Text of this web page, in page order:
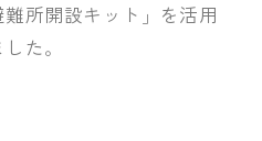
所開設キット」を活用
た。